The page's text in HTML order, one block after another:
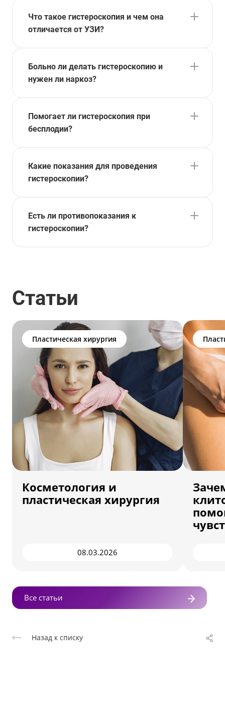
Что такое гистероскопия и чем она
отличается от УЗИ?
Больно ли делать гистероскопию и
нужен ли наркоз?
Помогает ли гистероскопия при
бесплодии?
Какие показания для проведения
гистероскопии?
Есть ли противопоказания к
гистероскопии?
Статьи
Пластическая хирургия
Косметология и
пластическая хирургия
08.03.2026
Все статьи
Назад к списку